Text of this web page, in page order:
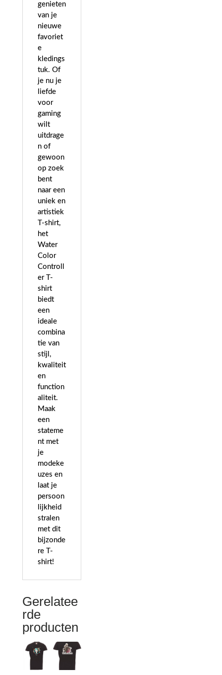
genieten
van je
nieuwe
favoriet
e
kledings
tuk. Of
je nu je
liefde
voor
gaming
wilt
uitdrage
n of
gewoon
op zoek
bent
naar een
uniek en
artistiek
T-shirt,
het
Water
Color
Controll
er T-
shirt
biedt
een
ideale
combina
tie van
stijl,
kwaliteit
en
function
aliteit.
Maak
een
stateme
nt met
je
modeke
uzes en
laat je
persoon
lijkheid
stralen
met dit
bijzonde
re T-
shirt!
Gerelatee
rde
producten